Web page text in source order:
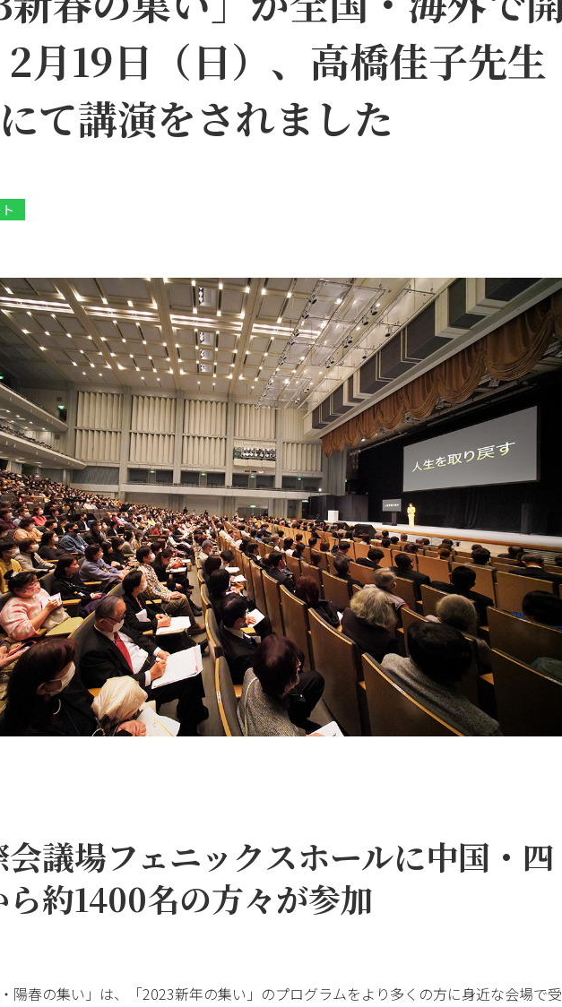
月19日（日）、高橋佳子先生
て講演をされました
議場フェニックスホールに中国・四
約1400名の方々が参加
陽春の集い」は、「2023新年の集い」のプログラムをより多くの方に身近な会場で受